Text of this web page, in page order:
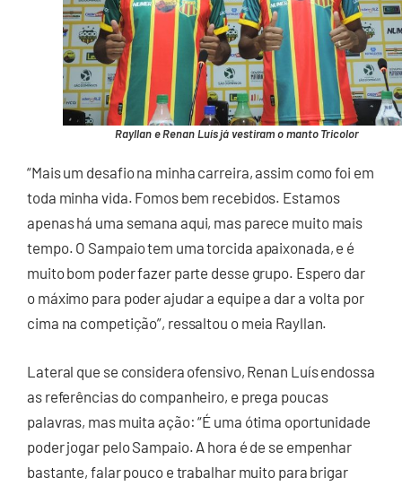
Rayllan e Renan Luís já vestiram o manto Tricolor
“Mais um desafio na minha carreira, assim como foi em
toda minha vida. Fomos bem recebidos. Estamos
apenas há uma semana aqui, mas parece muito mais
tempo. O Sampaio tem uma torcida apaixonada, e é
muito bom poder fazer parte desse grupo. Espero dar
o máximo para poder ajudar a equipe a dar a volta por
cima na competição”, ressaltou o meia Rayllan.
Lateral que se considera ofensivo, Renan Luís endossa
as referências do companheiro, e prega poucas
palavras, mas muita ação: “É uma ótima oportunidade
poder jogar pelo Sampaio. A hora é de se empenhar
bastante, falar pouco e trabalhar muito para brigar